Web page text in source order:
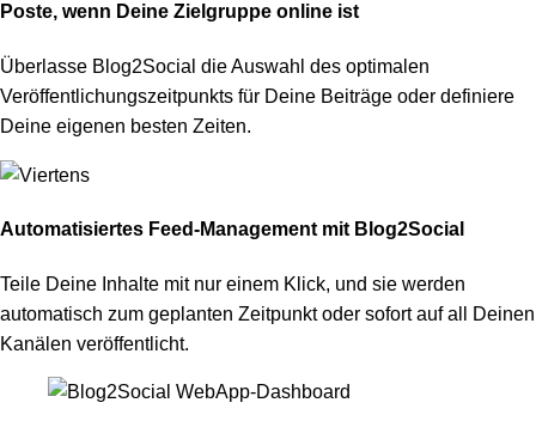
Poste, wenn Deine Zielgruppe online ist
Überlasse Blog2Social die Auswahl des optimalen
Veröffentlichungszeitpunkts für Deine Beiträge oder definiere
Deine eigenen besten Zeiten.
Automatisiertes Feed-Management mit Blog2Socia
Teile Deine Inhalte mit nur einem Klick, und sie werden
automatisch zum geplanten Zeitpunkt oder sofort auf all Deinen
Kanälen veröffentlicht.